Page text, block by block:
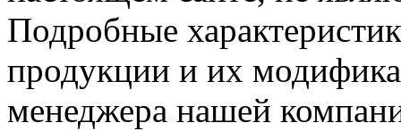
Подробные
продукции и их
менеджера нашей